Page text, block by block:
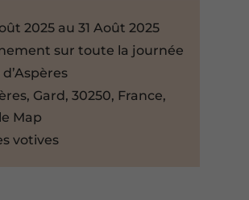
2025 au 31 Août 2025
sur toute la journée
Gard, 30250, France,
Map
votives